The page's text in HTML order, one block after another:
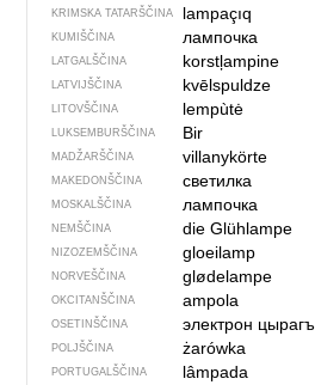
KRIMSKA TATARŠČINA lampaçıq
KUMIŠČINA лампочка
LATGALŠČINA korstļampine
LATVIJŠČINA kvēlspuldze
LITOVŠČINA lempùtė
LUKSEMBURŠČINA Bir
MADŽARŠČINA villanykörte
MAKEDONŠČINA светилка
MOSKALŠČINA лампочка
NEMŠČINA die Glühlampe
NIZOZEMŠČINA gloeilamp
NORVEŠČINA glødelampe
OKCITANŠČINA ampola
OSETINŠČINA электрон цырагъ
POLJŠČINA żarówka
PORTUGALŠČINA lâmpada